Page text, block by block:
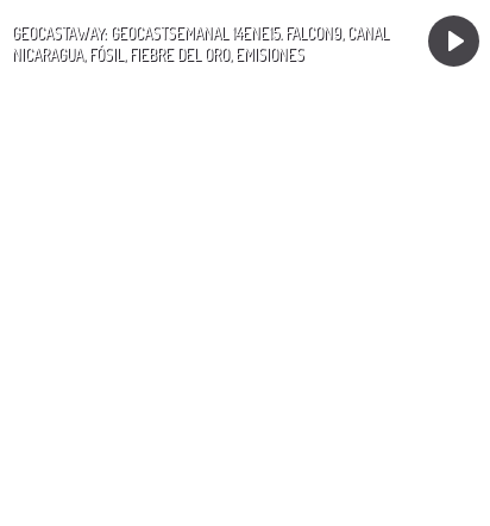
GEOCASTAWAY: GEOCASTSEMANAL 14ENE15. FALCON9, CANAL
NICARAGUA, FÓSIL, FIEBRE DEL ORO, EMISIONES
Play